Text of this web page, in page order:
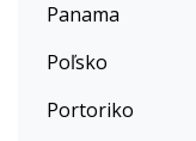
Panama
Poľsko
Portoriko